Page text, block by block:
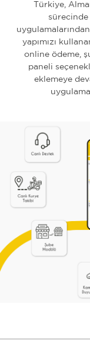
Türkiye,
yapımızı
online ödeme,
paneli
eklemeye